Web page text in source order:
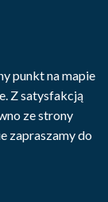
punkt na mapie
Z satysfakcją
ze strony
zapraszamy do